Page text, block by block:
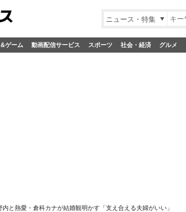
ニュース・特集
ゲーム 動画配信サービス スポーツ 社会・経済 グルメ
内と熱愛・倉科カナが結婚観明かす「支え合える夫婦がいい」